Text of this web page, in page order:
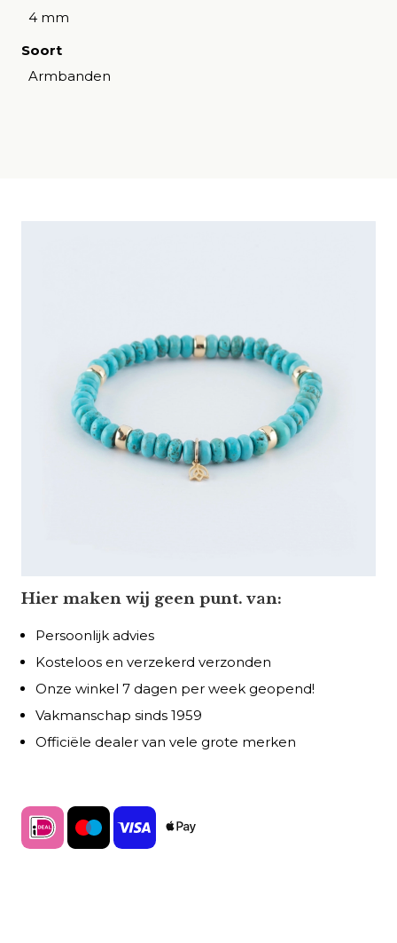
4 mm
Soort
Armbanden
Hier maken wij geen punt. van:
Persoonlijk advies
Kosteloos en verzekerd verzonden
Onze winkel 7 dagen per week geopend!
Vakmanschap sinds 1959
Officiële dealer van vele grote merken